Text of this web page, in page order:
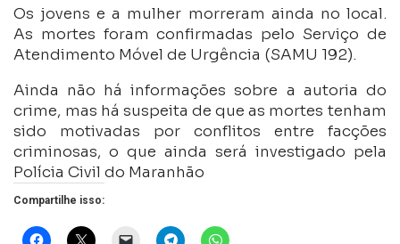
Os jovens e a mulher morreram ainda no local.
As mortes foram confirmadas pelo Serviço de
Atendimento Móvel de Urgência (SAMU 192).
Ainda não há informações sobre a autoria do
crime, mas há suspeita de que as mortes tenham
sido motivadas por conflitos entre facções
criminosas, o que ainda será investigado pela
Polícia Civil do Maranhão
Compartilhe isso: